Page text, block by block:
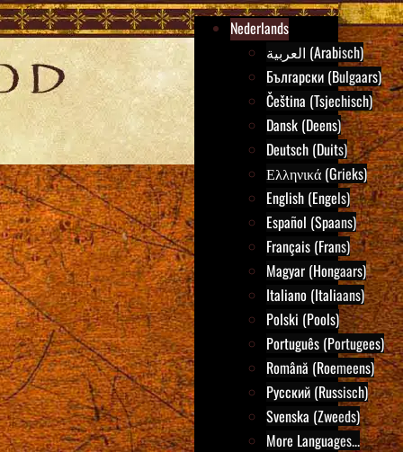
Nederlands
العربية (Arabisch)
Български (Bulgaars)
Čeština (Tsjechisch)
Dansk (Deens)
Deutsch (Duits)
Ελληνικά (Grieks)
English (Engels)
Español (Spaans)
Français (Frans)
Magyar (Hongaars)
Italiano (Italiaans)
Polski (Pools)
Português (Portugees)
Română (Roemeens)
Русский (Russisch)
Svenska (Zweeds)
More Languages...